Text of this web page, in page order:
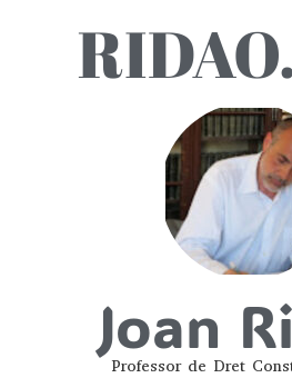
Joan
Professor de Dret